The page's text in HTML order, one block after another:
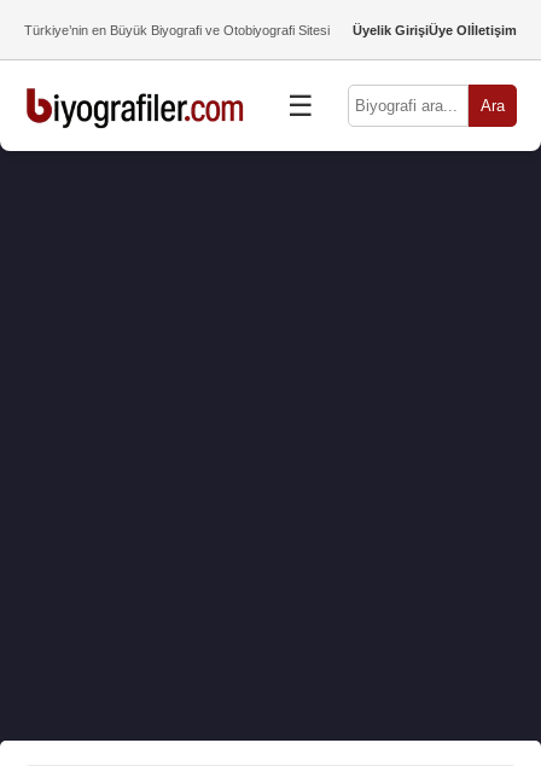
Türkiye’nin en Büyük Biyografi ve Otobiyografi Sitesi Üyelik GirişiÜye Olİletişim
☰ Ara